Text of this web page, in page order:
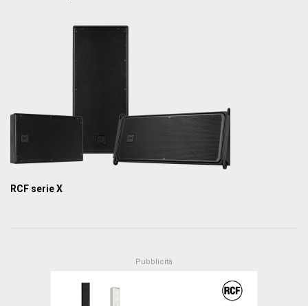
RCF serie X